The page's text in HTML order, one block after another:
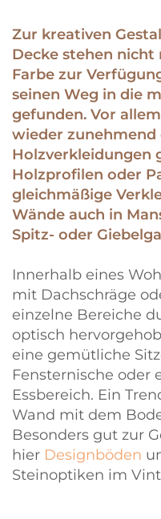
Zur kreativen
Decke stehen nicht
Farbe zur
seinen Weg in die
gefunden. Vor
wieder zunehmend
Holzverkleidungen
Holzprofilen oder
gleichmäßige
Wände auch in
Spitz- oder
Innerhalb eines
mit Dachschräge
einzelne Bereiche
optisch
eine gemütliche
Fensternische oder
Essbereich. Ein
Wand mit dem
Besonders gut zur
hier Designböden
Steinoptiken im